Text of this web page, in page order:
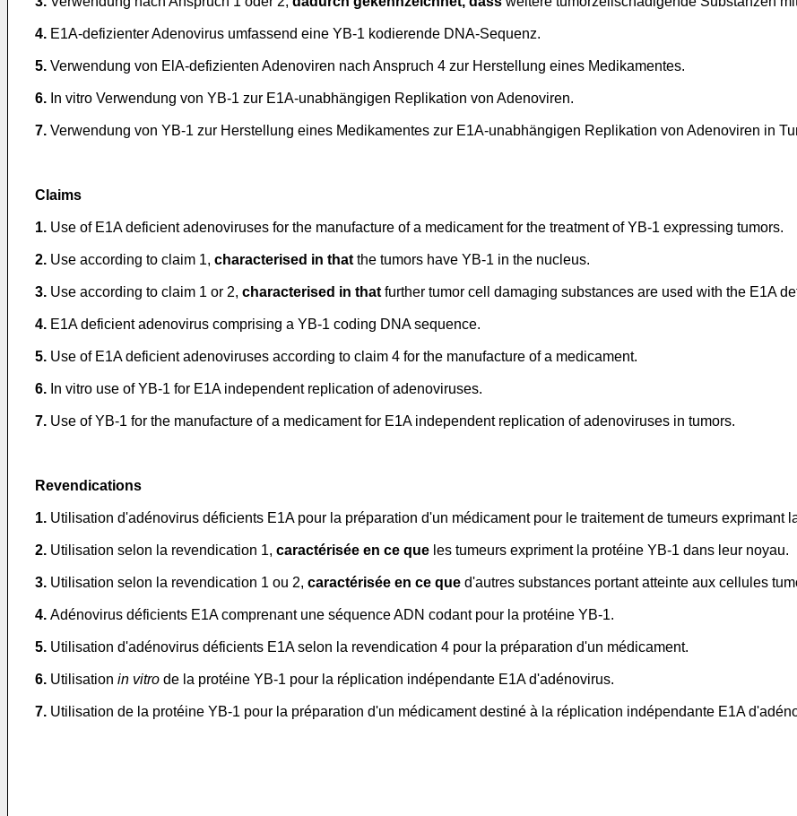
4. E1A-defizienter Adenovirus umfassend eine YB-1 kodierende DNA-Sequenz.
5. Verwendung von ElA-defizienten Adenoviren nach Anspruch 4 zur Herstellung eines Medikamentes.
6. In vitro Verwendung von YB-1 zur E1A-unabhängigen Replikation von Adenoviren.
7. Verwendung von YB-1 zur Herstellung eines Medikamentes zur E1A-unabhängigen Replikation von Adenoviren in
Claims
1. Use of E1A deficient adenoviruses for the manufacture of a medicament for the treatment of YB-1 expressing tumors.
2. Use according to claim 1, characterised in that the tumors have YB-1 in the nucleus.
3. Use according to claim 1 or 2, characterised in that further tumor cell damaging substances are used with the E1A
4. E1A deficient adenovirus comprising a YB-1 coding DNA sequence.
5. Use of E1A deficient adenoviruses according to claim 4 for the manufacture of a medicament.
6. In vitro use of YB-1 for E1A independent replication of adenoviruses.
7. Use of YB-1 for the manufacture of a medicament for E1A independent replication of adenoviruses in tumors.
Revendications
1. Utilisation d'adénovirus déficients E1A pour la préparation d'un médicament pour le traitement de tumeurs exprimant
2. Utilisation selon la revendication 1, caractérisée en ce que les tumeurs expriment la protéine YB-1 dans leur noyau.
3. Utilisation selon la revendication 1 ou 2, caractérisée en ce que d'autres substances portant atteinte aux cellules
4. Adénovirus déficients E1A comprenant une séquence ADN codant pour la protéine YB-1.
5. Utilisation d'adénovirus déficients E1A selon la revendication 4 pour la préparation d'un médicament.
6. Utilisation in vitro de la protéine YB-1 pour la réplication indépendante E1A d'adénovirus.
7. Utilisation de la protéine YB-1 pour la préparation d'un médicament destiné à la réplication indépendante E1A